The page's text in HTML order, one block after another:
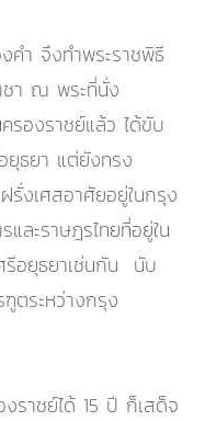
ำ จึงทำพระราชพิธี
ชา ณ พระที่นั่ง
รองราชย์แล้ว ได้ขับ
ยุธยา แต่ยังทรง
งเศสอาศัยอยู่ในกรุง
ละราษฎรไทยที่อยู่ใน
รีอยุธยาเช่นกัน นับ
ตระหว่างกรุง
าชย์ได้ 15 ปี ก็เสด็จ